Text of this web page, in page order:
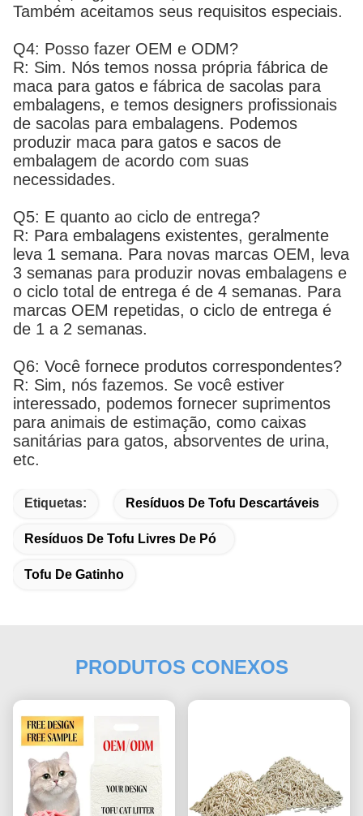
Também aceitamos seus requisitos especiais.
Q4: Posso fazer OEM e ODM?
R: Sim. Nós temos nossa própria fábrica de
maca para gatos e fábrica de sacolas para
embalagens, e temos designers profissionais
de sacolas para embalagens. Podemos
produzir maca para gatos e sacos de
embalagem de acordo com suas
necessidades.
Q5: E quanto ao ciclo de entrega?
R: Para embalagens existentes, geralmente
leva 1 semana. Para novas marcas OEM, leva
3 semanas para produzir novas embalagens e
o ciclo total de entrega é de 4 semanas. Para
marcas OEM repetidas, o ciclo de entrega é
de 1 a 2 semanas.
Q6: Você fornece produtos correspondentes?
R: Sim, nós fazemos. Se você estiver
interessado, podemos fornecer suprimentos
para animais de estimação, como caixas
sanitárias para gatos, absorventes de urina,
etc.
Etiquetas: Resíduos De Tofu Descartáveis
Resíduos De Tofu Livres De Pó
Tofu De Gatinho
PRODUTOS CONEXOS